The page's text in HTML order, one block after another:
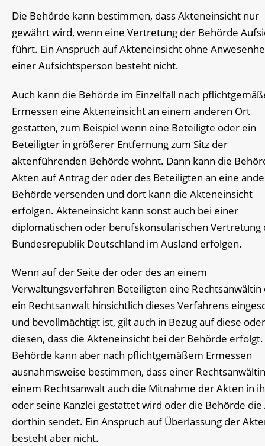
Die Behörde kann bestimmen, dass Akteneinsicht nur
gewährt wird, wenn eine Vertretung der Behörde
führt. Ein Anspruch auf Akteneinsicht ohne
einer Aufsichtsperson besteht nicht.
Auch kann die Behörde im Einzelfall nach
Ermessen eine Akteneinsicht an einem anderen Ort
gestatten, zum Beispiel wenn eine Beteiligte oder ein
Beteiligter in größerer Entfernung zum Sitz der
aktenführenden Behörde wohnt. Dann kann die
Akten auf Antrag der oder des Beteiligten an eine
Behörde versenden und dort kann die Akteneinsicht
erfolgen. Akteneinsicht kann sonst auch bei einer
diplomatischen oder berufskonsularischen Vertretung
Bundesrepublik Deutschland im Ausland erfolgen.
Wenn auf der Seite der oder des an einem
Verwaltungsverfahren Beteiligten eine Rechtsanwältin
ein Rechtsanwalt hinsichtlich dieses Verfahrens
und bevollmächtigt ist, gilt auch in Bezug auf diese oder
diesen, dass die Akteneinsicht bei der Behörde
Behörde kann aber nach pflichtgemäßem Ermessen
ausnahmsweise bestimmen, dass einer
einem Rechtsanwalt auch die Mitnahme der Akten in
oder seine Kanzlei gestattet wird oder die Behörde
dorthin sendet. Ein Anspruch auf Überlassung der
besteht aber nicht.